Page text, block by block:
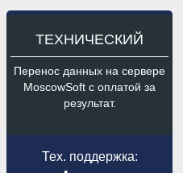
ТЕХНИЧЕСКИЙ
Перенос данных на сервере
MoscowSoft с оплатой за
результат.
Тех. поддержка: